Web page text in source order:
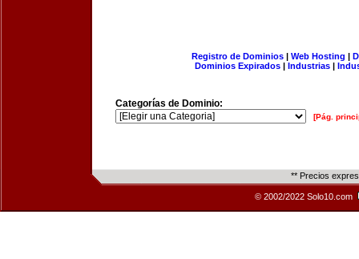
Registro de Dominios| Web Hosting |
Dominios Expirados | Industrias |
Categorías de Dominio:
[Pág.
** Precios
© 2002/2022 Solo10.com